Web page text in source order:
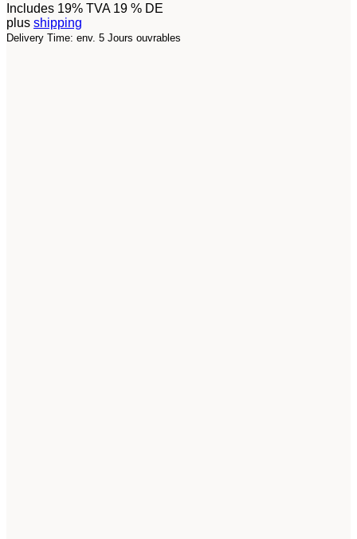
Includes 19% TVA 19 % DE
plus shipping
Delivery Time: env. 5 Jours ouvrables